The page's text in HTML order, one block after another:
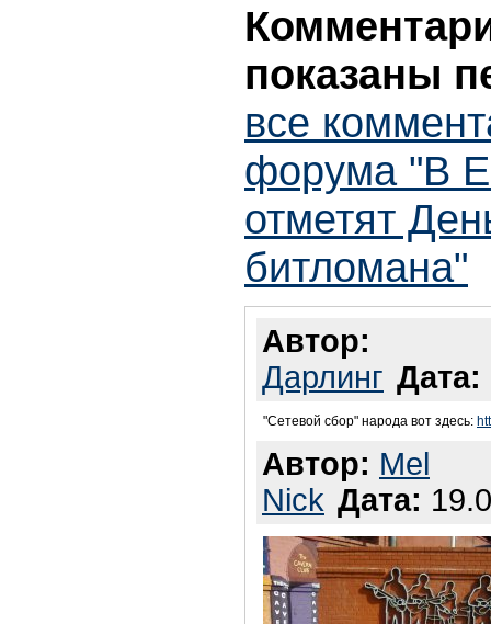
показаны
все
форума "В
отметят
битломана"
Автор:
Дарлинг Дата:
"Сетевой сбор" народа вот здесь:
Автор: Mel
Nick Дата: